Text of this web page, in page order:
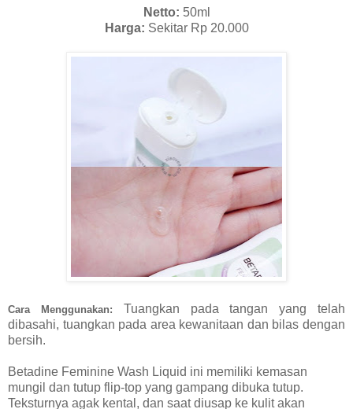
Netto: 50ml
Harga: Sekitar Rp 20.000
Cara Menggunakan:
Tuangkan pada tangan yang telah
dibasahi, tuangkan pada area kewanitaan dan bilas dengan
bersih.
Betadine Feminine Wash Liquid ini memiliki kemasan
mungil dan tutup flip-top yang gampang dibuka tutup.
Teksturnya agak kental, dan saat diusap ke kulit akan